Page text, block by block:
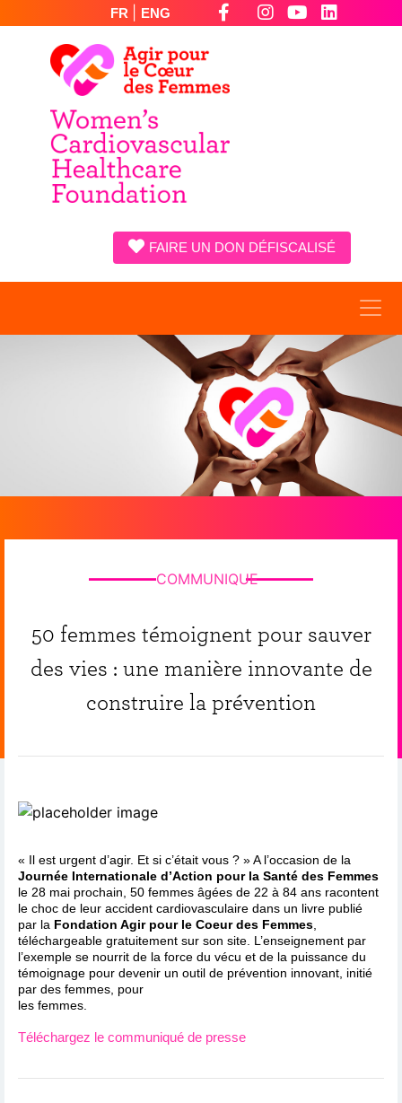
FR ENG
FAIRE UN DON DÉFISCALISÉ
COMMUNIQUE
50 femmes témoignent pour sauver
des vies : une manière innovante de
construire la prévention
« Il est urgent d’agir. Et si c’était vous ? » A l’occasion de la
Journée Internationale d’Action pour la Santé des Femmes
le 28 mai prochain, 50 femmes âgées de 22 à 84 ans racontent
le choc de leur accident cardiovasculaire dans un livre publié
par la Fondation Agir pour le Coeur des Femmes
téléchargeable gratuitement sur son site. L’enseignement par
l’exemple se nourrit de la force du vécu et de la puissance du
témoignage pour devenir un outil de prévention innovant, initié
par des femmes, pour
les femmes.
Téléchargez le communiqué de presse